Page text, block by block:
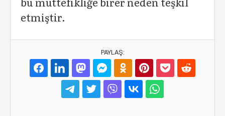
etmiştir.
PAYLAŞ: